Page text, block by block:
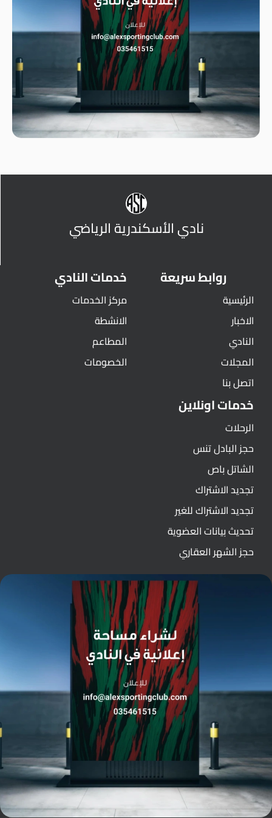
نادي الأسكندرية الرياضي
روابط سريعة
الرئيسية
الاخبار
النادي
المجلات
اتصل بنا
خدمات النادي
مركز الخدمات
الانشطة
المطاعم
الخصومات
خدمات اونلاين
الرحلات
حجز البادل تنس
الشاتل باص
تجديد الاشتراك
تجديد الاشتراك للغير
تحديث بيانات العضوية
حجز الشهر العقاري